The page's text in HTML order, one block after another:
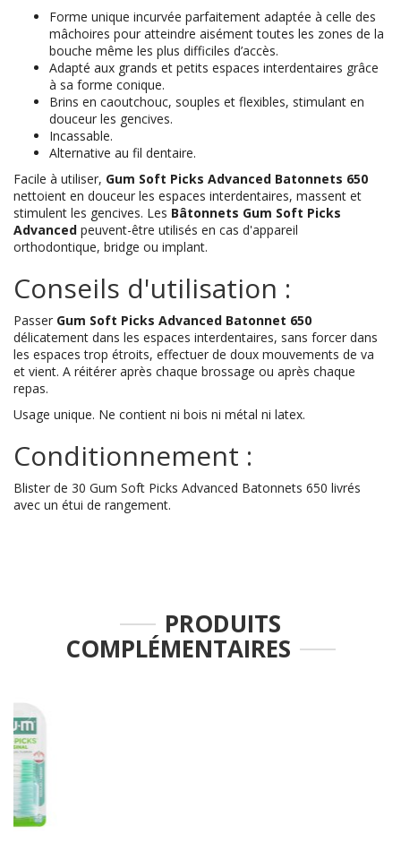
Forme unique incurvée parfaitement adaptée à celle des
mâchoires pour atteindre aisément toutes les zones de la
bouche même les plus difficiles d’accès.
Adapté aux grands et petits espaces interdentaires grâce
à sa forme conique.
Brins en caoutchouc, souples et flexibles, stimulant en
douceur les gencives.
Incassable.
Alternative au fil dentaire.
Facile à utiliser, Gum Soft Picks Advanced Batonnets 650
nettoient en douceur les espaces interdentaires, massent et
stimulent les gencives. Les Bâtonnets Gum Soft Picks
Advanced peuvent-être utilisés en cas d'appareil
orthodontique, bridge ou implant.
Conseils d'utilisation :
Passer Gum Soft Picks Advanced Batonnet 650
délicatement dans les espaces interdentaires, sans forcer dans
les espaces trop étroits, effectuer de doux mouvements de va
et vient. A réitérer après chaque brossage ou après chaque
repas.
Usage unique. Ne contient ni bois ni métal ni latex.
Conditionnement :
Blister de 30 Gum Soft Picks Advanced Batonnets 650 livrés
avec un étui de rangement.
PRODUITS
COMPLÉMENTAIRES